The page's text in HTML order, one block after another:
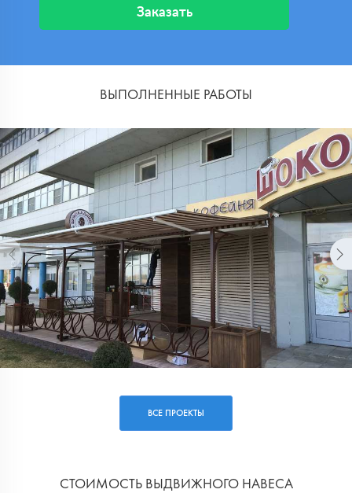
Заказать
ВЫПОЛНЕННЫЕ РАБОТЫ
ВСЕ ПРОЕКТЫ
СТОИМОСТЬ ВЫДВИЖНОГО НАВЕСА